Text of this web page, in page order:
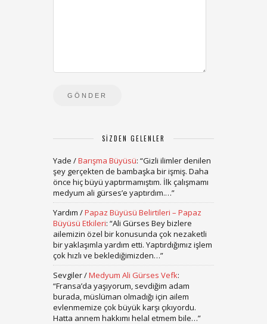
SIZDEN GELENLER
Yade /Barışma Büyüsü: “Gizli ilimler denilen
şey gerçekten de bambaşka bir işmiş. Daha
önce hiç büyü yaptırmamıştım. İlk çalışmamı
medyum ali gürses’e yaptırdım.…”
Yardım /Papaz Büyüsü Belirtileri – Papaz
Büyüsü Etkileri: “Ali Gürses Bey bizlere
ailemizin özel bir konusunda çok nezaketli
bir yaklaşımla yardım etti. Yaptırdığımız işlem
çok hızlı ve beklediğimizden…”
Sevgiler/Medyum Ali Gürses Vefk:
“Fransa’da yaşıyorum, sevdiğim adam
burada, müslüman olmadığı için ailem
evlenmemize çok büyük karşı çıkıyordu.
Hatta annem hakkımı helal etmem bile…”